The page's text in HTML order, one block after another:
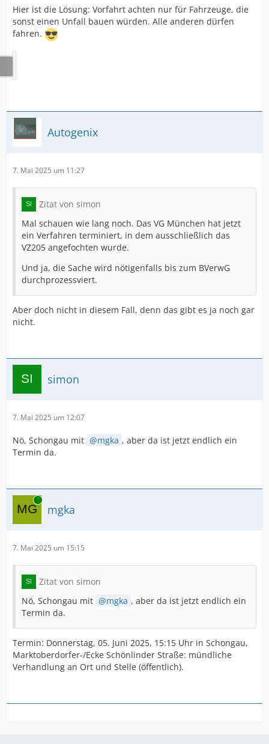
Hier ist die Lösung: Vorfahrt achten nur für Fahrzeuge, die
sonst einen Unfall bauen würden. Alle anderen dürfen
fahren.
Autogenix
7. Mai 2025 um 11:27
Zitat von simon
Mal schauen wie lang noch. Das VG München hat jetzt
ein Verfahren terminiert, in dem ausschließlich das
VZ205 angefochten wurde.
Und ja, die Sache wird nötigenfalls bis zum BVerwG
durchprozessviert.
Aber doch nicht in diesem Fall, denn das gibt es ja noch gar
nicht.
simon
7. Mai 2025 um 12:07
Nö, Schongau mit mgka , aber da ist jetzt endlich ein
Termin da.
Online
mgka
7. Mai 2025 um 15:15
Zitat von simon
Nö, Schongau mit
mgka , aber da ist jetzt endlich ein
Termin da.
Termin: Donnerstag, 05. Juni 2025, 15:15 Uhr in Schongau,
Marktoberdorfer-/Ecke Schönlinder Straße: mündliche
Verhandlung an Ort und Stelle (öffentlich).